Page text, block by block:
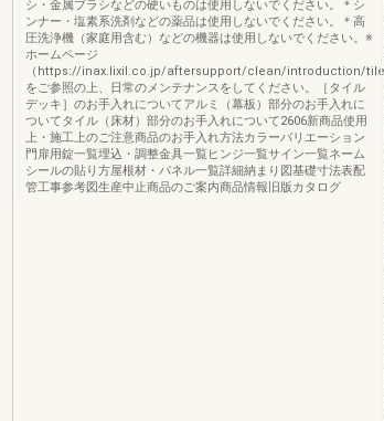
シ・金属ブラシなどの硬いものは使用しないでください。＊シ
ンナー・塩素系洗剤などの薬品は使用しないでください。＊高
圧洗浄機（家庭用含む）などの機器は使用しないでください。※
ホームページ
（https://inax.lixil.co.jp/aftersupport/clean/introduction/
をご参照の上、日常のメンテナンスをしてください。［タイル
デッキ］のお手入れについてアルミ（幕板）部分のお手入れに
ついてタイル（床材）部分のお手入れについて2606新商品使用
上・施工上のご注意商品のお手入れ方法カラーバリエーション
門扉用錠一覧埋込・調整金具一覧ヒンジ一覧サイン一覧ネーム
シールの貼り方屋根材・パネル一覧詳細納まり図基礎寸法表配
管工事参考図生産中止商品のご案内商品情報旧版カタログ